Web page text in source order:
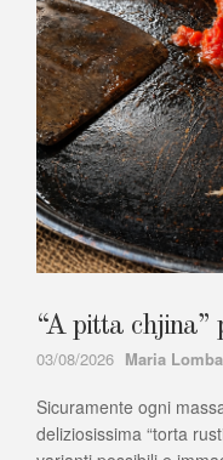
“A pitta chjina”
03/08/2026 Author
Maria
Sicuramente ogni
deliziosissima “torta